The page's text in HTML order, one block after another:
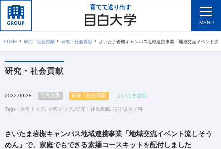
育てて送り出す
MENU
HOME 研究・社会貢献 研究・社会貢献 さいたま岩槻キャンパス地域連携事業「地域交流イベント流しそうめん」で、家庭でもできる素麺コースキット
研究・社会貢献
2022.09.28 目白大学 研究・社会貢献 さいたま岩槻
Tags : 大学トップ 学園トップ 研究・社会貢献 言語聴覚学科
さいたま岩槻キャンパス地域連携事業「地域交流イベント流しそう
めん」で、家庭でもできる素麺コースキットを配付しました